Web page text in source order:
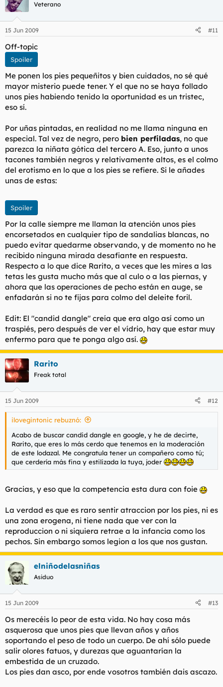
Veterano
15 Jun 2009 #11
Off-topic
Spoiler
Me ponen los pies pequeñitos y bien cuidados, no sé qué
mayor misterio puede tener. Y el que no se haya follado
unos pies habiendo tenido la oportunidad es un tristec,
eso sí.
Por uñas pintadas, en realidad no me llama ninguna en
especial. Tal vez de negro, pero bien perfiladas, no que
parezca la niñata gótica del tercero A. Eso, junto a unos
tacones también negros y relativamente altos, es el colmo
del erotismo en lo que a los pies se refiere. Si le añades
unas de estas:
Spoiler
Por la calle siempre me llaman la atención unos pies
encorsetados en cualquier tipo de sandalias blancas, no
puedo evitar quedarme observando, y de momento no he
recibido ninguna mirada desafiante en respuesta.
Respecto a lo que dice Rarito, a veces que les mires a las
tetas les gusta mucho más que al culo o a las piernas, y
ahora que las operaciones de pecho están en auge, se
enfadarán si no te fijas para colmo del deleite foril.
Edit: El "candid dangle" creía que era algo así como un
traspiés, pero después de ver el vídrio, hay que estar muy
enfermo para que te ponga algo así.
Rarito
Freak total
15 Jun 2009 #12
ilovegintonic rebuznó:
Acabo de buscar candid dangle en google, y he de decirte,
Rarito, que eres lo más cerdo que tenemos en la moderación
de este lodazal. Me congratula tener un compañero como tú;
que cerdería más fina y estilizada la tuya, joder
Gracias, y eso que la competencia esta dura con foie
La verdad es que es raro sentir atraccion por los pies, ni es
una zona erogena, ni tiene nada que ver con la
reproduccion o ni siquiera retrae a la infancia como los
pechos. Sin embargo somos legion a los que nos gustan.
elniñodelasniñas
Asiduo
15 Jun 2009 #13
Os merecéis lo peor de esta vida. No hay cosa más
asquerosa que unos pies que llevan años y años
soportando el peso de todo un cuerpo. De ahí sólo puede
salir olores fatuos, y durezas que aguantarían la
embestida de un cruzado.
Los pies dan asco, por ende vosotros también dais ascazo.